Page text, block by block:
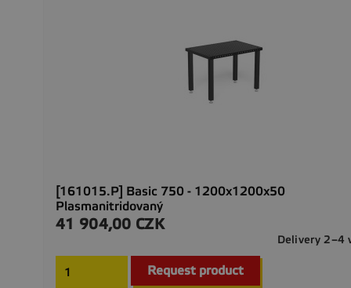
[161015.P] Basic 750 - 1200x1200x50
Plasmanitridovaný
Cena
41 904,00 CZK
Delivery 2–4
Request product